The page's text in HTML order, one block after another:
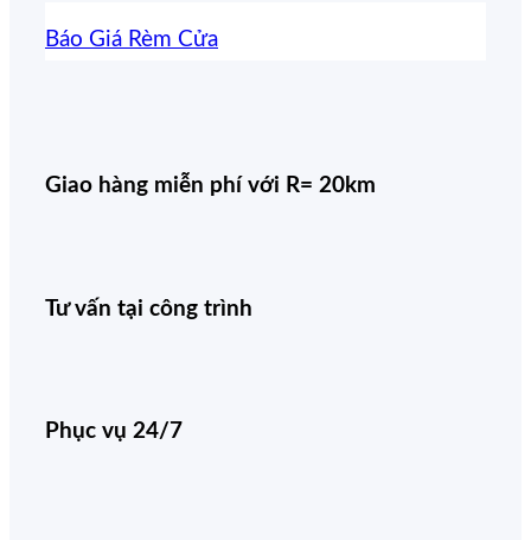
Báo Giá Rèm Cửa
Giao hàng miễn phí với R= 20km
Tư vấn tại công trình
Phục vụ 24/7